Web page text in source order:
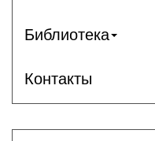
Библиотека
Контакты